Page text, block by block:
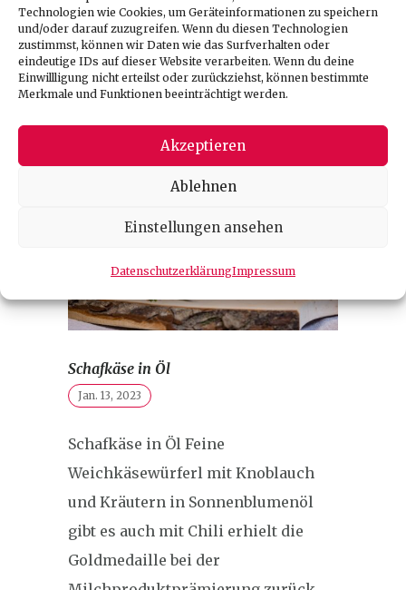
Technologien wie Cookies, um Geräteinformationen zu speichern
und/oder darauf zuzugreifen. Wenn du diesen Technologien
zustimmst, können wir Daten wie das Surfverhalten oder
eindeutige IDs auf dieser Website verarbeiten. Wenn du deine
Einwillligung nicht erteilst oder zurückziehst, können bestimmte
Merkmale und Funktionen beeinträchtigt werden.
Akzeptieren
Ablehnen
Einstellungen ansehen
DatenschutzerklärungImpressum
erhielt bereits die Goldmedaille
zurück zur...
Schafkäse in Öl
Jan. 13, 2023
Schafkäse in Öl Feine
Weichkäsewürferl mit Knoblauch
und Kräutern in Sonnenblumenöl
gibt es auch mit Chili erhielt die
Goldmedaille bei der